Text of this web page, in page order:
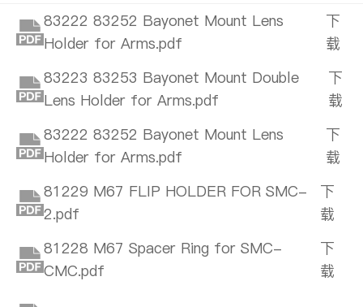
83222 83252 Bayonet Mount Lens
Holder for Arms.pdf
下
载
83223 83253 Bayonet Mount Double
Lens Holder for Arms.pdf
下
载
83222 83252 Bayonet Mount Lens
Holder for Arms.pdf
下
载
81229 M67 FLIP HOLDER FOR SMC-
2.pdf
下
载
81228 M67 Spacer Ring for SMC-
CMC.pdf
下
载